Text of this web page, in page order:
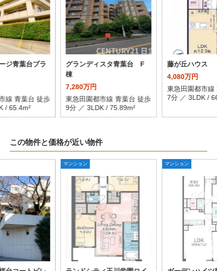
ジ青葉台ブラ
線 青葉台 徒歩
/ 65.4m²
グランディスタ青葉台 F
棟
7,280万円
東急田園都市線 青葉台 徒歩
9分 ／ 3LDK / 75.89m²
藤が丘ハウス
4,080万円
東急田園都市線
7分 ／ 3LDK /
この物件と価格が近い物件
マンション マンション